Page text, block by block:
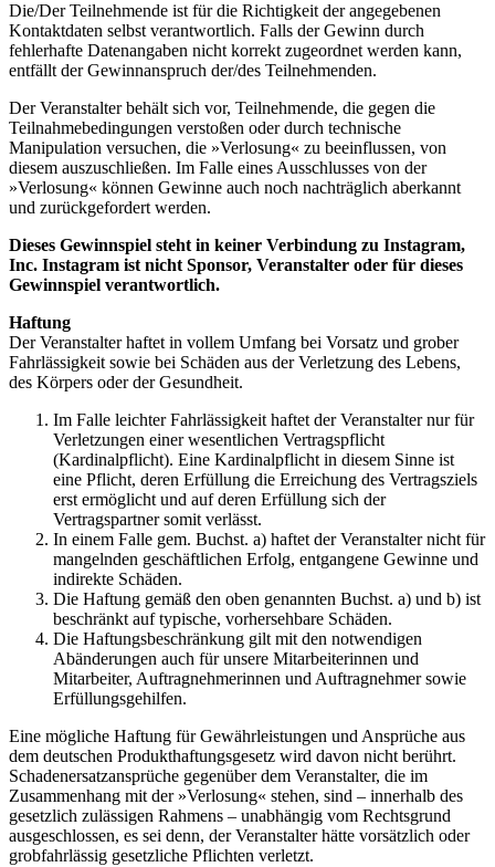
Die/Der Teilnehmende ist für die Richtigkeit der angegebenen
Kontaktdaten selbst verantwortlich. Falls der Gewinn durch
fehlerhafte Datenangaben nicht korrekt zugeordnet werden kann,
entfällt der Gewinnanspruch der/des Teilnehmenden.
Der Veranstalter behält sich vor, Teilnehmende, die gegen die
Teilnahmebedingungen verstoßen oder durch technische
Manipulation versuchen, die »Verlosung« zu beeinflussen, von
diesem auszuschließen. Im Falle eines Ausschlusses von der
»Verlosung« können Gewinne auch noch nachträglich aberkannt
und zurückgefordert werden.
Dieses Gewinnspiel steht in keiner Verbindung zu Instagram,
Inc. Instagram ist nicht Sponsor, Veranstalter oder für dieses
Gewinnspiel verantwortlich.
Haftung
Der Veranstalter haftet in vollem Umfang bei Vorsatz und grober
Fahrlässigkeit sowie bei Schäden aus der Verletzung des Lebens,
des Körpers oder der Gesundheit.
Im Falle leichter Fahrlässigkeit haftet der Veranstalter nur für
Verletzungen einer wesentlichen Vertragspflicht
(Kardinalpflicht). Eine Kardinalpflicht in diesem Sinne ist
eine Pflicht, deren Erfüllung die Erreichung des Vertragsziels
erst ermöglicht und auf deren Erfüllung sich der
Vertragspartner somit verlässt.
In einem Falle gem. Buchst. a) haftet der Veranstalter nicht für
mangelnden geschäftlichen Erfolg, entgangene Gewinne und
indirekte Schäden.
Die Haftung gemäß den oben genannten Buchst. a) und b) ist
beschränkt auf typische, vorhersehbare Schäden.
Die Haftungsbeschränkung gilt mit den notwendigen
Abänderungen auch für unsere Mitarbeiterinnen und
Mitarbeiter, Auftragnehmerinnen und Auftragnehmer sowie
Erfüllungsgehilfen.
Eine mögliche Haftung für Gewährleistungen und Ansprüche aus
dem deutschen Produkthaftungsgesetz wird davon nicht berührt.
Schadenersatzansprüche gegenüber dem Veranstalter, die im
Zusammenhang mit der »Verlosung« stehen, sind – innerhalb des
gesetzlich zulässigen Rahmens – unabhängig vom Rechtsgrund
ausgeschlossen, es sei denn, der Veranstalter hätte vorsätzlich oder
grobfahrlässig gesetzliche Pflichten verletzt.